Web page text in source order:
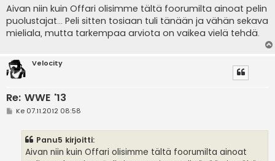
e
s
t
i
Aivan niin kuin Offari olisimme tältä foorumilta ainoat pelin
puolustajat... Peli sitten tosiaan tuli tänään ja vähän sekava
mieliala, mutta tarkempaa arviota on vaikea vielä tehdä.
Velocity
Re: WWE '13
VKe 07.11.2012 08:58
Panu5 kirjoitti:
Aivan niin kuin Offari olisimme tältä foorumilta ainoat